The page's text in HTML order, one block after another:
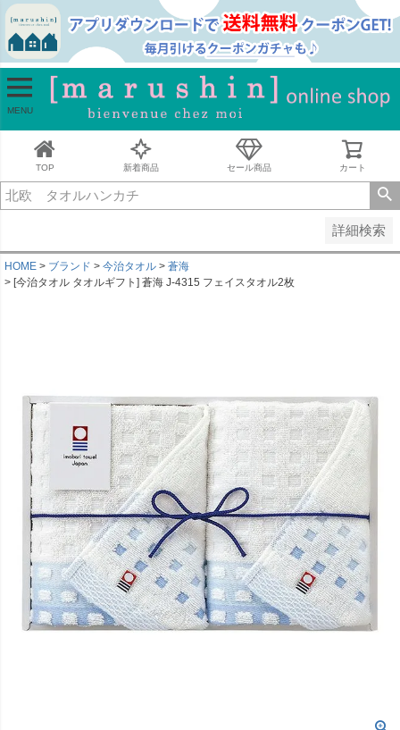
MENU
TOP 新着商品 セール商品 カート
詳細検索
並び順
新着順
古い順
価格が安い順
価格が高い順
キーワードヒット順
HOME ブランド 今治タオル
蒼海
[今治タオル タオルギフト] 蒼海 J-4315 フェイスタオル2枚